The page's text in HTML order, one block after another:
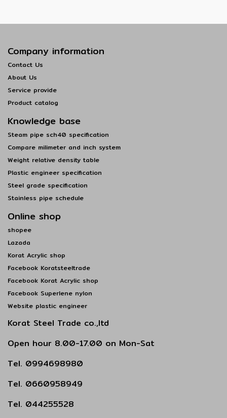
Company information
Contact Us
About Us
Service provide
Product catalog
Knowledge base
Steam pipe sch40 specification
Compare milimeter and inch system
Weight relative density table
Plastic engineer specification
Steel grade specification
Stainless pipe schedule
Online shop
shopee
Lazada
Korat Acrylic shop
Facebook Koratsteeltrade
Facebook Korat Acrylic shop
Facebook Superlene nylon
Website plastic engineer
Korat Steel Trade co.,ltd
Open hour 8.00-17.00 on Mon-Sat
Tel. 0994698980
Tel. 0660958949
Tel. 044255528